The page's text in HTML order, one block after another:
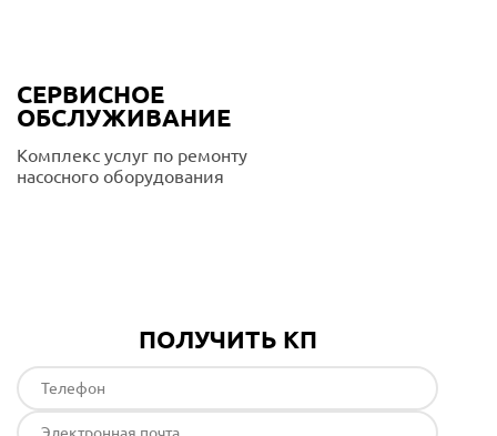
СЕРВИСНОЕ
ОБСЛУЖИВАНИЕ
Комплекс услуг по ремонту
насосного оборудования
ПОЛУЧИТЬ КП